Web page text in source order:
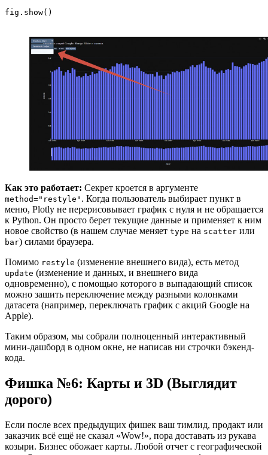
Как это работает: Секрет кроется в аргументе
method="restyle" . Когда пользователь выбирает пункт в
меню, Plotly не перерисовывает график с нуля и не обращается
к Python. Он просто берет текущие данные и применяет к ним
новое свойство (в нашем случае меняет type на scatter или
bar) силами браузера.
Помимо restyle (изменение внешнего вида), есть метод
update (изменение и данных, и внешнего вида
одновременно), с помощью которого в выпадающий список
можно зашить переключение между разными колонками
датасета (например, переключать график с акций Google на
Apple).
Таким образом, мы собрали полноценный интерактивный
мини-дашборд в одном окне, не написав ни строчки бэкенд-
кода.
Фишка №6: Карты и 3D (Выглядит
дорого)
Если после всех предыдущих фишек ваш тимлид, продакт или
заказчик всё ещё не сказал «Wow!», пора доставать из рукава
козыри. Бизнес обожает карты. Любой отчет с географической